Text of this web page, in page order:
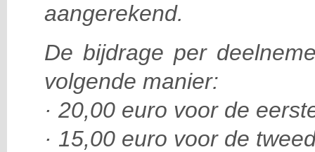
aangerekend.
De bijdrage per
volgende manier:
· 20,00 euro voor de
· 15,00 euro voor de